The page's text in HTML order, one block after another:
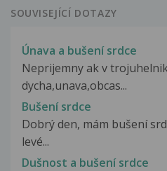
SOUVISEJÍCÍ DOTAZY
Únava a bušení srdce
Neprijemny ak v
dycha,unava,obcas...
Bušení srdce
Dobrý den, mám bušení
levé...
Dušnost a bušení srdce